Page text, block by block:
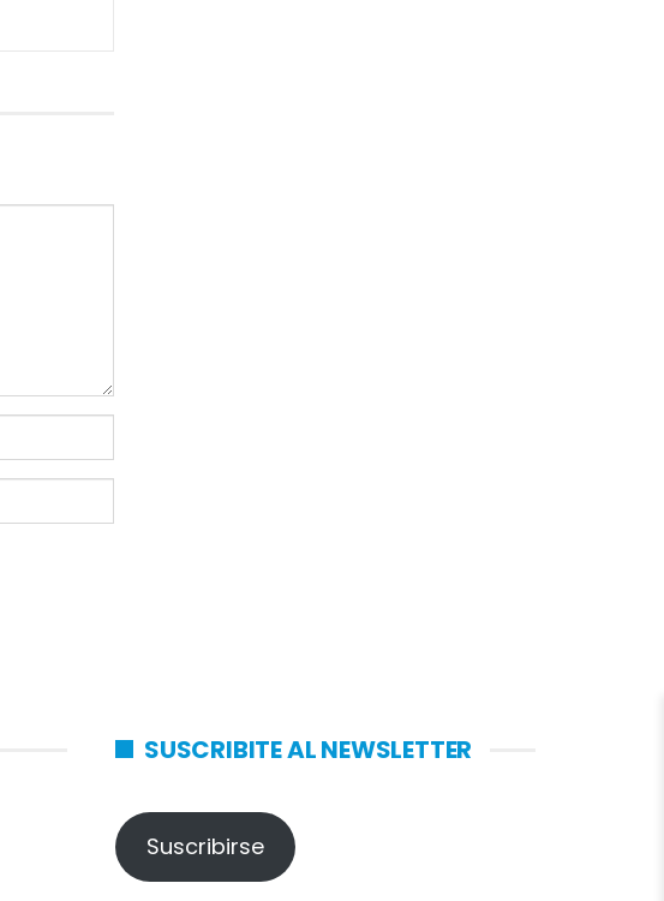
SUSCRIBITE AL NEWSLETTER
Suscribirse